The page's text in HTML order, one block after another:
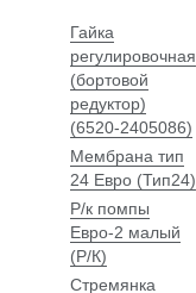
Гайка
регулировочная
(бортовой
редуктор)
(6520-2405086)
Мембрана тип
24 Евро (Тип24)
Р/к помпы
Евро-2 малый
(Р/К)
Стремянка